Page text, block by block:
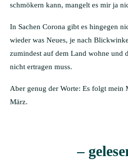
schmökern kann, mangelt es mir ja
In Sachen Corona gibt es hingegen
wieder was Neues, je nach
zumindest auf dem Land wohne und
nicht ertragen muss.
Aber genug der Worte: Es folgt mein
März.
–